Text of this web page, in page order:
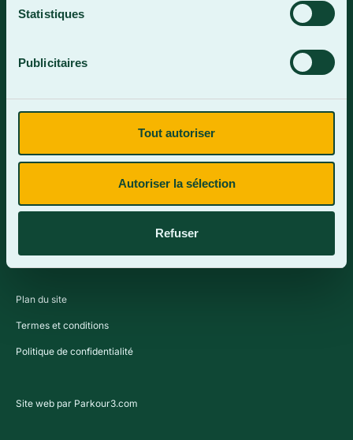
Statistiques
Publicitaires
Tout autoriser
Autoriser la sélection
Refuser
Lundi-vendredi : 8 h à 16 h
Contactez-nous
Plan du site
Termes et conditions
Politique de confidentialité
Site web par Parkour3.com